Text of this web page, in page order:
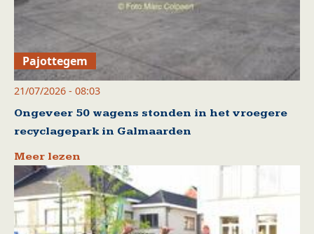
Pajottegem
21/07/2026 - 08:03
Ongeveer 50 wagens stonden in het vroegere
recyclagepark in Galmaarden
Meer lezen